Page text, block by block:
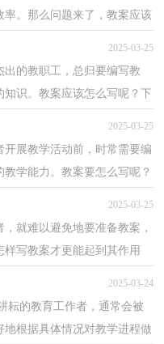
。那么问题来了，教案应该
题教育班会教案...
2025-03-25
的教职工，总归要编写教
识。教案应该怎么写呢？下
语言教案，欢迎...
2025-03-25
开展教学活动前，时常需要编
学能力。教案要怎么写呢？
班教案，欢迎...
2025-03-25
就难以避免地要准备教案，
写教案才更能起到其作用
秀教案，欢迎大...
2025-03-24
耘的教育工作者，通常会被
根据具体情况对教学进程做